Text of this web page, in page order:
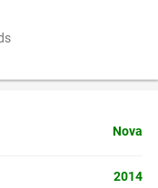
Nova
2014